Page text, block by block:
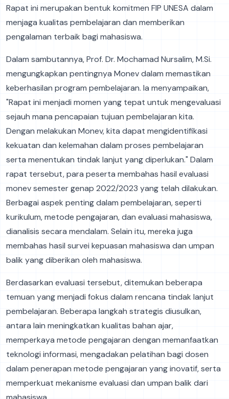
Rapat ini merupakan bentuk komitmen FIP UNESA dalam
menjaga kualitas pembelajaran dan memberikan
pengalaman terbaik bagi mahasiswa.
Dalam sambutannya, Prof. Dr. Mochamad Nursalim, M.Si.
mengungkapkan pentingnya Monev dalam memastikan
keberhasilan program pembelajaran. Ia menyampaikan,
"Rapat ini menjadi momen yang tepat untuk mengevaluasi
sejauh mana pencapaian tujuan pembelajaran kita.
Dengan melakukan Monev, kita dapat mengidentifikasi
kekuatan dan kelemahan dalam proses pembelajaran
serta menentukan tindak lanjut yang diperlukan." Dalam
rapat tersebut, para peserta membahas hasil evaluasi
monev semester genap 2022/2023 yang telah dilakukan.
Berbagai aspek penting dalam pembelajaran, seperti
kurikulum, metode pengajaran, dan evaluasi mahasiswa,
dianalisis secara mendalam. Selain itu, mereka juga
membahas hasil survei kepuasan mahasiswa dan umpan
balik yang diberikan oleh mahasiswa.
Berdasarkan evaluasi tersebut, ditemukan beberapa
temuan yang menjadi fokus dalam rencana tindak lanjut
pembelajaran. Beberapa langkah strategis diusulkan,
antara lain meningkatkan kualitas bahan ajar,
memperkaya metode pengajaran dengan memanfaatkan
teknologi informasi, mengadakan pelatihan bagi dosen
dalam penerapan metode pengajaran yang inovatif, serta
memperkuat mekanisme evaluasi dan umpan balik dari